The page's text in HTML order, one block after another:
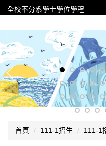
跳
到
內
容
區
全校不分系學士學位學程
首頁 111-1招生 111-1